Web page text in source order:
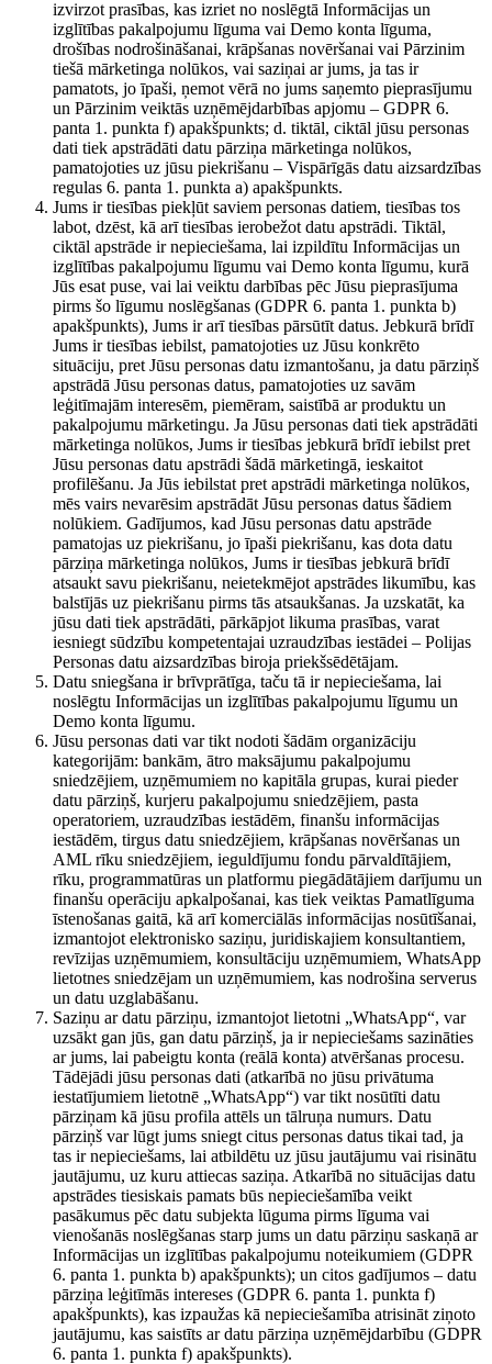
izvirzot prasības, kas izriet no noslēgtā Informācijas un
izglītības pakalpojumu līguma vai Demo konta līguma,
drošības nodrošināšanai, krāpšanas novēršanai vai Pārzinim
tiešā mārketinga nolūkos, vai saziņai ar jums, ja tas ir
pamatots, jo īpaši, ņemot vērā no jums saņemto pieprasījumu
un Pārzinim veiktās uzņēmējdarbības apjomu – GDPR 6.
panta 1. punkta f) apakšpunkts; d. tiktāl, ciktāl jūsu personas
dati tiek apstrādāti datu pārziņa mārketinga nolūkos,
pamatojoties uz jūsu piekrišanu – Vispārīgās datu aizsardzības
regulas 6. panta 1. punkta a) apakšpunkts.
Jums ir tiesības piekļūt saviem personas datiem, tiesības tos
labot, dzēst, kā arī tiesības ierobežot datu apstrādi. Tiktāl,
ciktāl apstrāde ir nepieciešama, lai izpildītu Informācijas un
izglītības pakalpojumu līgumu vai Demo konta līgumu, kurā
Jūs esat puse, vai lai veiktu darbības pēc Jūsu pieprasījuma
pirms šo līgumu noslēgšanas (GDPR 6. panta 1. punkta b)
apakšpunkts), Jums ir arī tiesības pārsūtīt datus. Jebkurā brīdī
Jums ir tiesības iebilst, pamatojoties uz Jūsu konkrēto
situāciju, pret Jūsu personas datu izmantošanu, ja datu pārziņš
apstrādā Jūsu personas datus, pamatojoties uz savām
leģitīmajām interesēm, piemēram, saistībā ar produktu un
pakalpojumu mārketingu. Ja Jūsu personas dati tiek apstrādāti
mārketinga nolūkos, Jums ir tiesības jebkurā brīdī iebilst pret
Jūsu personas datu apstrādi šādā mārketingā, ieskaitot
profilēšanu. Ja Jūs iebilstat pret apstrādi mārketinga nolūkos,
mēs vairs nevarēsim apstrādāt Jūsu personas datus šādiem
nolūkiem. Gadījumos, kad Jūsu personas datu apstrāde
pamatojas uz piekrišanu, jo īpaši piekrišanu, kas dota datu
pārziņa mārketinga nolūkos, Jums ir tiesības jebkurā brīdī
atsaukt savu piekrišanu, neietekmējot apstrādes likumību, kas
balstījās uz piekrišanu pirms tās atsaukšanas. Ja uzskatāt, ka
jūsu dati tiek apstrādāti, pārkāpjot likuma prasības, varat
iesniegt sūdzību kompetentajai uzraudzības iestādei – Polijas
Personas datu aizsardzības biroja priekšsēdētājam.
Datu sniegšana ir brīvprātīga, taču tā ir nepieciešama, lai
noslēgtu Informācijas un izglītības pakalpojumu līgumu un
Demo konta līgumu.
Jūsu personas dati var tikt nodoti šādām organizāciju
kategorijām: bankām, ātro maksājumu pakalpojumu
sniedzējiem, uzņēmumiem no kapitāla grupas, kurai pieder
datu pārziņš, kurjeru pakalpojumu sniedzējiem, pasta
operatoriem, uzraudzības iestādēm, finanšu informācijas
iestādēm, tirgus datu sniedzējiem, krāpšanas novēršanas un
AML rīku sniedzējiem, ieguldījumu fondu pārvaldītājiem,
rīku, programmatūras un platformu piegādātājiem darījumu un
finanšu operāciju apkalpošanai, kas tiek veiktas Pamatlīguma
īstenošanas gaitā, kā arī komerciālās informācijas nosūtīšanai,
izmantojot elektronisko saziņu, juridiskajiem konsultantiem,
revīzijas uzņēmumiem, konsultāciju uzņēmumiem, WhatsApp
lietotnes sniedzējam un uzņēmumiem, kas nodrošina serverus
un datu uzglabāšanu.
Saziņu ar datu pārziņu, izmantojot lietotni „WhatsApp“, var
uzsākt gan jūs, gan datu pārziņš, ja ir nepieciešams sazināties
ar jums, lai pabeigtu konta (reālā konta) atvēršanas procesu.
Tādējādi jūsu personas dati (atkarībā no jūsu privātuma
iestatījumiem lietotnē „WhatsApp“) var tikt nosūtīti datu
pārziņam kā jūsu profila attēls un tālruņa numurs. Datu
pārziņš var lūgt jums sniegt citus personas datus tikai tad, ja
tas ir nepieciešams, lai atbildētu uz jūsu jautājumu vai risinātu
jautājumu, uz kuru attiecas saziņa. Atkarībā no situācijas datu
apstrādes tiesiskais pamats būs nepieciešamība veikt
pasākumus pēc datu subjekta lūguma pirms līguma vai
vienošanās noslēgšanas starp jums un datu pārziņu saskaņā ar
Informācijas un izglītības pakalpojumu noteikumiem (GDPR
6. panta 1. punkta b) apakšpunkts); un citos gadījumos – datu
pārziņa leģitīmās intereses (GDPR 6. panta 1. punkta f)
apakšpunkts), kas izpaužas kā nepieciešamība atrisināt ziņoto
jautājumu, kas saistīts ar datu pārziņa uzņēmējdarbību (GDPR
6. panta 1. punkta f) apakšpunkts).